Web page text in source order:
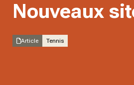
Nouveaux
Article Tennis